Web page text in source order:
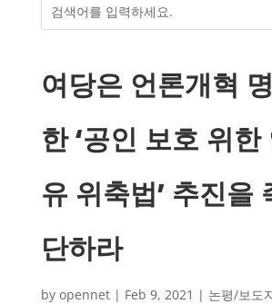
여당은 언론개혁
한 ‘공인 보호 위
유 위축법’ 추진을
단하라
by opennet| Feb 9, 2021 | 논평/보도